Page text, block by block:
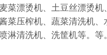
菜漂烫机、土豆丝漂烫
菜压榨机、蔬菜清洗机
淋清洗机、洗筐机等。